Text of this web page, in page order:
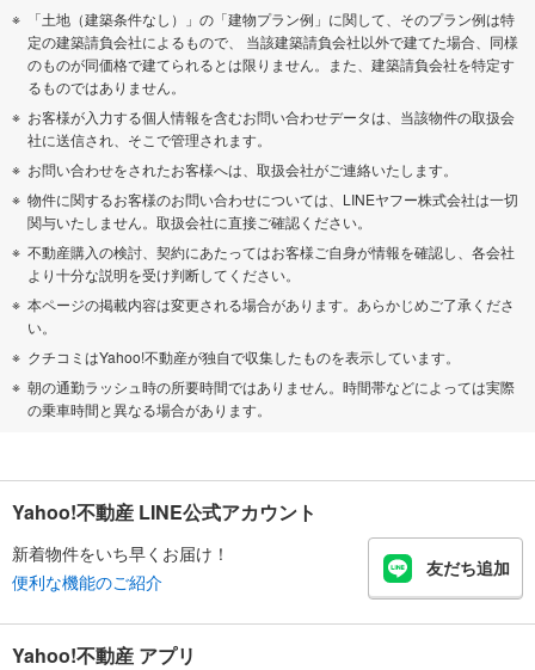
「土地（建築条件なし）」の「建物プラン例」に関して、そのプラン例は特
定の建築請負会社によるもので、 当該建築請負会社以外で建てた場合、同様
のものが同価格で建てられるとは限りません。また、建築請負会社を特定す
るものではありません。
お客様が入力する個人情報を含むお問い合わせデータは、当該物件の取扱会
社に送信され、そこで管理されます。
お問い合わせをされたお客様へは、取扱会社がご連絡いたします。
物件に関するお客様のお問い合わせについては、LINEヤフー株式会社は一切
関与いたしません。取扱会社に直接ご確認ください。
不動産購入の検討、契約にあたってはお客様ご自身が情報を確認し、各会社
より十分な説明を受け判断してください。
本ページの掲載内容は変更される場合があります。あらかじめご了承くださ
い。
クチコミはYahoo!不動産が独自で収集したものを表示しています。
朝の通勤ラッシュ時の所要時間ではありません。時間帯などによっては実際
の乗車時間と異なる場合があります。
Yahoo!不動産 LINE公式アカウント
新着物件をいち早くお届け！
便利な機能のご紹介
友だち追加
Yahoo!不動産 アプリ